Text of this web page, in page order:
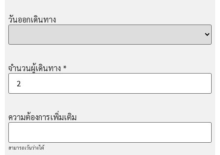
วันออกเดินทาง
จำนวนผู้เดินทาง *
ความต้องการเพิ่มเติม
สามารถเว้นว่างได้